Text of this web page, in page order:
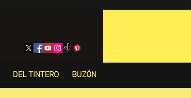
DEL TINTERO BUZÓN